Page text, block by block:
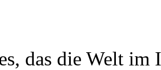
das die Welt im